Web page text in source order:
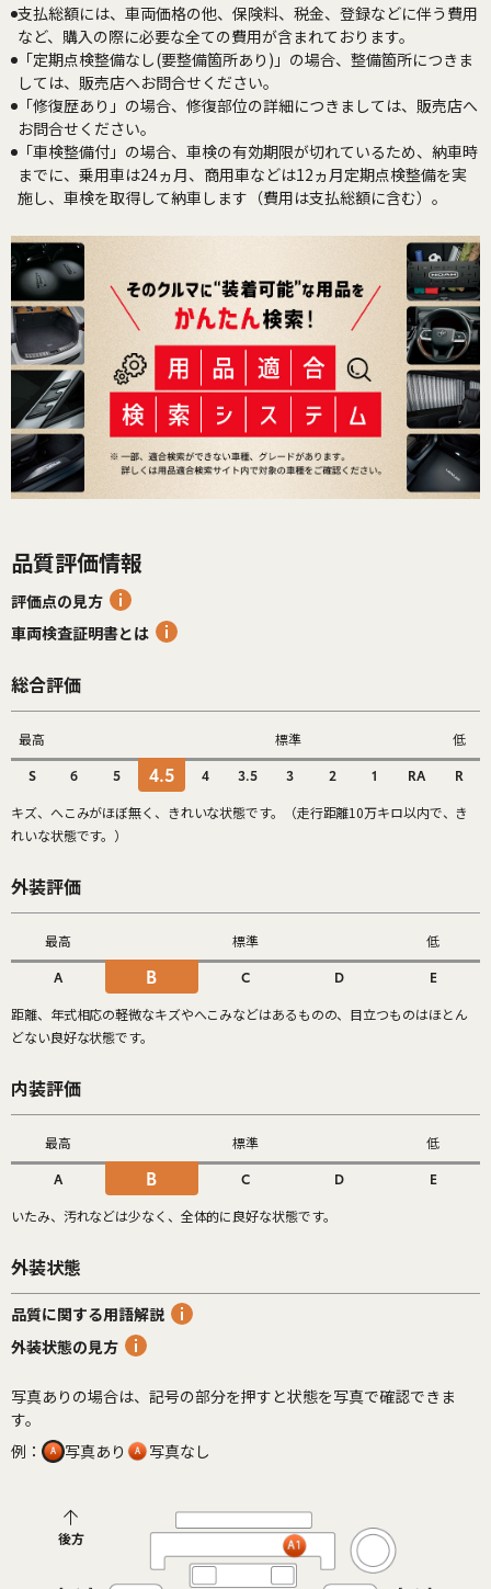
支払総額には、車両価格の他、保険料、税金、登録などに伴う費用
など、購入の際に必要な全ての費用が含まれております。
「定期点検整備なし(要整備箇所あり)」の場合、整備箇所につきま
しては、販売店へお問合せください。
「修復歴あり」の場合、修復部位の詳細につきましては、販売店へ
お問合せください。
「車検整備付」の場合、車検の有効期限が切れているため、納車時
までに、乗用車は24ヵ月、商用車などは12ヵ月定期点検整備を実
施し、車検を取得して納車します（費用は支払総額に含む）。
品質評価情報
評価点の見方
車両検査証明書とは
総合評価
最高 標準 低
S 6 5 4.5 4 3.5 3 2 1 RA R
キズ、へこみがほぼ無く、きれいな状態です。（走行距離10万キロ以内で、き
れいな状態です。）
外装評価
最高 標準 低
A B C D E
距離、年式相応の軽微なキズやへこみなどはあるものの、目立つものはほとん
どない良好な状態です。
内装評価
最高 標準 低
A B C D E
いたみ、汚れなどは少なく、全体的に良好な状態です。
外装状態
品質に関する用語解説
外装状態の見方
写真ありの場合は、記号の部分を押すと状態を写真で確認できま
す。
例：
写真あり 写真なし
後方